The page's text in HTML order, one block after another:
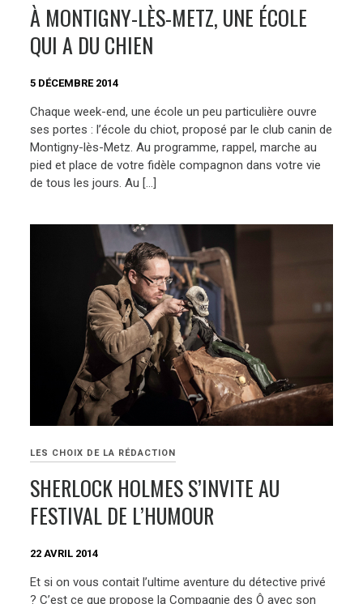
À MONTIGNY-LÈS-METZ, UNE ÉCOLE
QUI A DU CHIEN
5 DÉCEMBRE 2014
Chaque week-end, une école un peu particulière ouvre
ses portes : l’école du chiot, proposé par le club canin de
Montigny-lès-Metz. Au programme, rappel, marche au
pied et place de votre fidèle compagnon dans votre vie
de tous les jours. Au […]
LES CHOIX DE LA RÉDACTION
SHERLOCK HOLMES S’INVITE AU
FESTIVAL DE L’HUMOUR
22 AVRIL 2014
Et si on vous contait l’ultime aventure du détective privé
? C’est ce que propose la Compagnie des Ô avec son